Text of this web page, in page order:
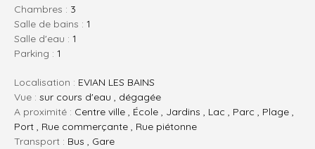
chambres : 3
salle de bains : 1
salle d'eau : 1
parking : 1
Localisation : EVIAN LES BAINS
Vue : sur cours d'eau , dégagée
A proximité : Centre ville , École , Jardins , Lac , Parc , Plage ,
Port , Rue commerçante , Rue piétonne
Transport : Bus , Gare